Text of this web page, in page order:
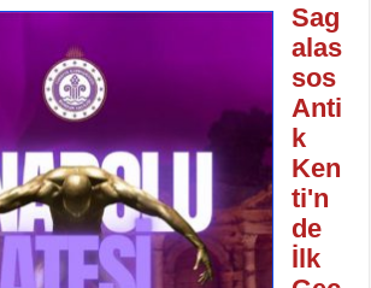
Sag
alas
sos
Anti
k
Ken
ti'n
de
İlk